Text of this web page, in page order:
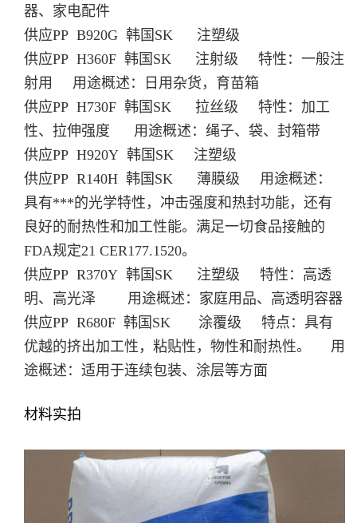
器、家电配件
供应PP B920G 韩国SK 注塑级
供应PP H360F 韩国SK 注射级 特性：一般注
射用 用途概述：日用杂货，育苗箱
供应PP H730F 韩国SK 拉丝级 特性：加工
性、拉伸强度 用途概述：绳子、袋、封箱带
供应PP H920Y 韩国SK 注塑级
供应PP R140H 韩国SK 薄膜级 用途概述：
具有***的光学特性，冲击强度和热封功能，还有
良好的耐热性和加工性能。满足一切食品接触的
FDA规定21 CER177.1520。
供应PP R370Y 韩国SK 注塑级 特性：高透
明、高光泽 用途概述：家庭用品、高透明容器
供应PP R680F 韩国SK 涂覆级 特点：具有
优越的挤出加工性，粘贴性，物性和耐热性。 用
途概述：适用于连续包装、涂层等方面
材料实拍